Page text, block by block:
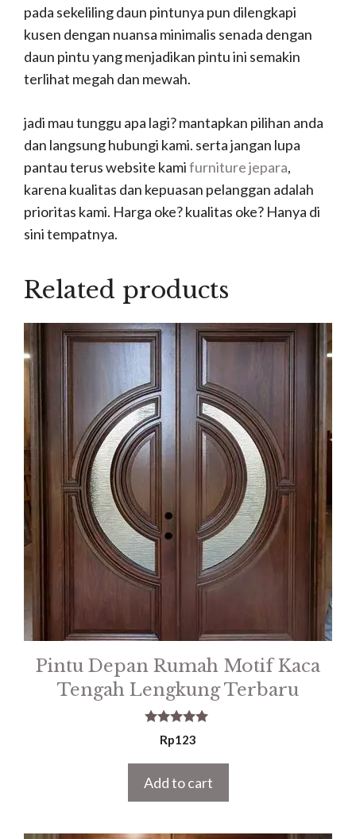
pada sekeliling daun pintunya pun dilengkapi
kusen dengan nuansa minimalis senada dengan
daun pintu yang menjadikan pintu ini semakin
terlihat megah dan mewah.
jadi mau tunggu apa lagi? mantapkan pilihan anda
dan langsung hubungi kami. serta jangan lupa
pantau terus website kamifurniture jepara,
karena kualitas dan kepuasan pelanggan adalah
prioritas kami. Harga oke? kualitas oke? Hanya di
sini tempatnya.
Related products
Pintu Depan Rumah Motif Kaca
Tengah Lengkung Terbaru
5.00
out of 5
Rp123
Add to cart